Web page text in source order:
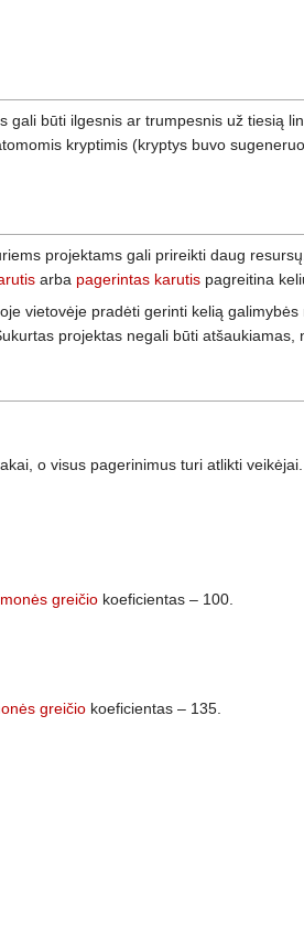
būti ilgesnis ar trumpesnis už tiesią
kryptimis (kryptys buvo
projektams gali prireikti daug
arba pagerintas karutis pagreitina
vietovėje pradėti gerinti kelią
projektas negali būti atšaukiamas,
o visus pagerinimus turi atlikti
greičio koeficientas – 100.
greičio koeficientas – 135.